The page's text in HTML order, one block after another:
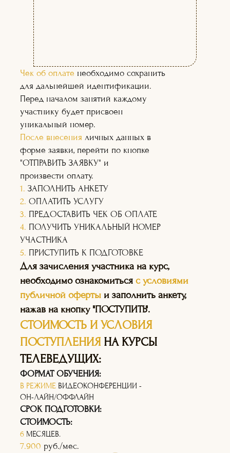
(02)
(03)
Чек об оплате необходимо сохранить
для дальнейшей идентификации.
Перед началом занятий каждому
участнику будет присвоен
уникальный номер.
После внесения личных данных в
форме заявки, перейти по кнопке
"ОТПРАВИТЬ ЗАЯВКУ" и
произвести оплату.
1. ЗАПОЛНИТЬ АНКЕТУ
2. ОПЛАТИТЬ УСЛУГУ
3. ПРЕДОСТАВИТЬ ЧЕК ОБ ОПЛАТЕ
4. ПОЛУЧИТЬ УНИКАЛЬНЫЙ НОМЕР
УЧАСТНИКА
5. ПРИСТУПИТЬ К ПОДГОТОВКЕ
Для зачисления участника на курс,
необходимо ознакомиться с условиями
публичной оферты и заполнить анкету,
нажав на кнопку "ПОСТУПИТЬ".
СТОИМОСТЬ И УСЛОВИЯ
ПОСТУПЛЕНИЯ НА КУРСЫ
ТЕЛЕВЕДУЩИХ:
ФОРМАТ ОБУЧЕНИЯ:
В РЕЖИМЕ ВИДЕОКОНФЕРЕНЦИИ -
ОН-ЛАЙН/ОФФЛАЙН
СРОК ПОДГОТОВКИ:
СТОИМОСТЬ:
6 МЕСЯЦЕВ.
7.900 руб./мес.